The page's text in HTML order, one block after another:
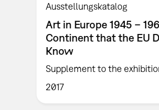
Ausstellungskatalog
Art in Europe 1945 –
Continent that the EU
Know
Supplement to the
2017